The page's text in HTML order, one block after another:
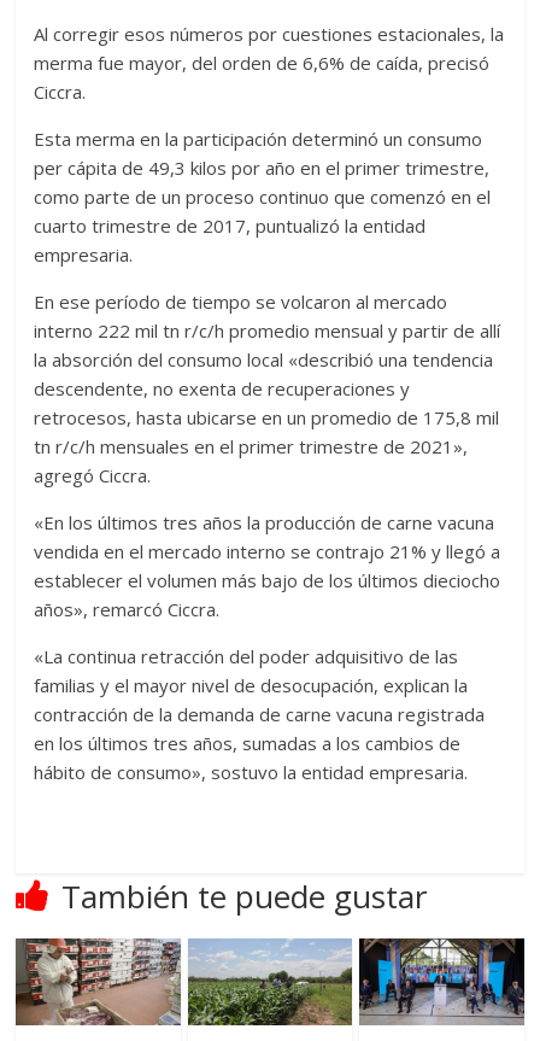
Al corregir esos números por cuestiones estacionales, la
merma fue mayor, del orden de 6,6% de caída, precisó
Ciccra.
Esta merma en la participación determinó un consumo
per cápita de 49,3 kilos por año en el primer trimestre,
como parte de un proceso continuo que comenzó en el
cuarto trimestre de 2017, puntualizó la entidad
empresaria.
En ese período de tiempo se volcaron al mercado
interno 222 mil tn r/c/h promedio mensual y partir de allí
la absorción del consumo local «describió una tendencia
descendente, no exenta de recuperaciones y
retrocesos, hasta ubicarse en un promedio de 175,8 mil
tn r/c/h mensuales en el primer trimestre de 2021»,
agregó Ciccra.
«En los últimos tres años la producción de carne vacuna
vendida en el mercado interno se contrajo 21% y llegó a
establecer el volumen más bajo de los últimos dieciocho
años», remarcó Ciccra.
«La continua retracción del poder adquisitivo de las
familias y el mayor nivel de desocupación, explican la
contracción de la demanda de carne vacuna registrada
en los últimos tres años, sumadas a los cambios de
hábito de consumo», sostuvo la entidad empresaria.
También te puede gustar